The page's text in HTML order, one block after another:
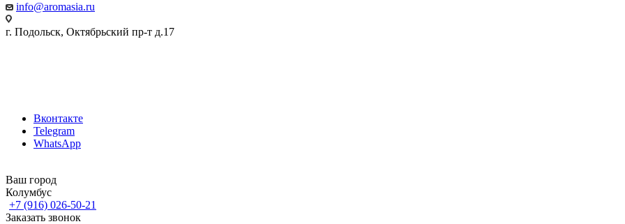
info@aromasia.ru
г. Подольск, Октябрьский пр-т д.17
Вконтакте
Telegram
WhatsApp
Ваш город
Колумбус
+7 (916) 026-50-21
Заказать звонок